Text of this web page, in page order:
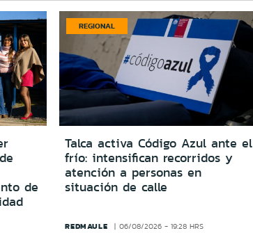
de
REGIONAL
Talca activa Código Azul ante el
frío: intensifican recorridos y
atención a personas en
situación de calle
REDMAULE 06/08/2026 - 19:28 HRS